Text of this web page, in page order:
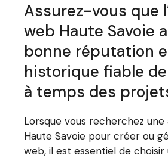
Assurez-vous que
web Haute Savoie
bonne réputation
historique fiable
à temps des
Lorsque vous recherchez
Haute Savoie pour créer ou
web, il est essentiel de choisir